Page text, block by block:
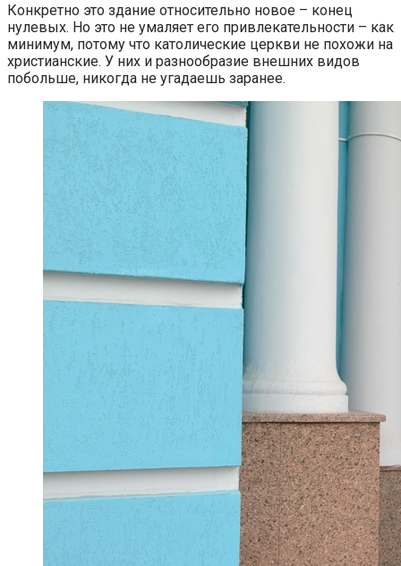
Конкретно это здание относительно новое – конец
нулевых. Но это не умаляет его привлекательности – как
минимум, потому что католические церкви не похожи на
христианские. У них и разнообразие внешних видов
побольше, никогда не угадаешь заранее.